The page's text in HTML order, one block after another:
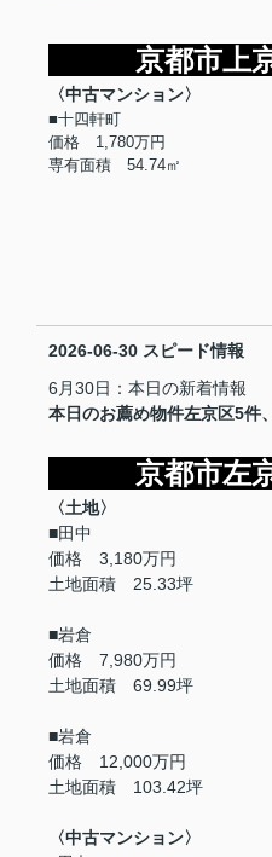
京都市
〈中古マンション〉
■十四軒町
価格 1,780万円
専有面積 54.74㎡
2026-06-30 スピード情報
6月30日：本日の新着情報
本日のお薦め物件左京区5件
京都市
〈土地〉
■田中
価格 3,180万円
土地面積 25.33坪
■岩倉
価格 7,980万円
土地面積 69.99坪
■岩倉
価格 12,000万円
土地面積 103.42坪
〈中古マンション〉